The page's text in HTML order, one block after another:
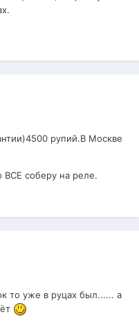
рупий.В Москве
ВСЕ соберу на реле.
то уже в руцах был...... а